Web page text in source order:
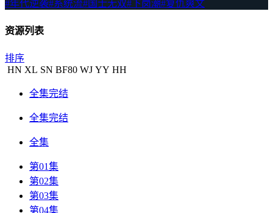
#年代逆袭#系统流#国士无双#下岗潮#复仇爽文
资源列表
排序
HN XL SN BF80 WJ YY HH
全集完结
全集完结
全集
第01集
第02集
第03集
第04集